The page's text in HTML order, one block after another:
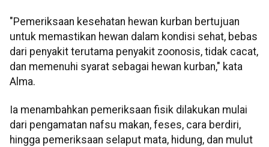
"Pemeriksaan kesehatan hewan kurban bertujuan
untuk memastikan hewan dalam kondisi sehat, bebas
dari penyakit terutama penyakit zoonosis, tidak cacat,
dan memenuhi syarat sebagai hewan kurban," kata
Alma.
Ia menambahkan pemeriksaan fisik dilakukan mulai
dari pengamatan nafsu makan, feses, cara berdiri,
hingga pemeriksaan selaput mata, hidung, dan mulut